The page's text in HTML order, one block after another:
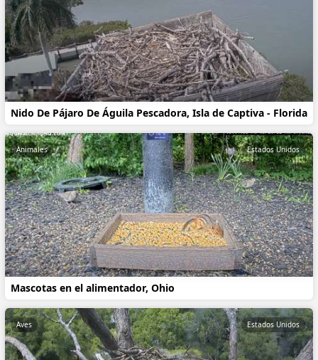
Nido De Pájaro De Águila Pescadora, Isla de Captiva - Florida
Mascotas en el alimentador, Ohio
Animales Estados Unidos
Aves Estados Unidos